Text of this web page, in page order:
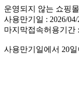
운영되지 않는 쇼핑
사용만기일 : 2026/04/
마지막접속허용기간
사용만기일에서 20